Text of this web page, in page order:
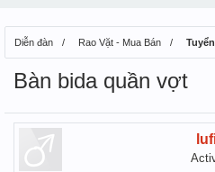
Diễn đàn Rao Vặt - Mua Bán
Bàn bida quần vợt